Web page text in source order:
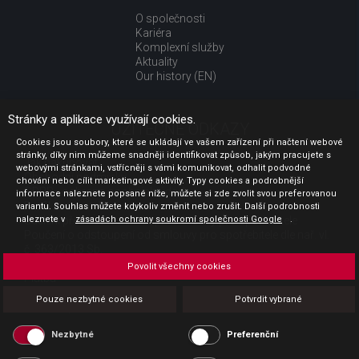
O společnosti
Kariéra
Komplexní služby
Aktuality
Our history (EN)
UŽITEČNÉ ODKAZY
Jak nakupovat
Obchodní podmínky
GDPR - ochrana osobních údajů
Profil zadavatele
Sdělení před uzavřením kupní smlouvy pro spotřebitele
Platba
Povinná publicita
Stránky a aplikace využívají cookies.
Cookies jsou soubory, které se ukládají ve vašem zařízení při načtení webové
stránky, díky nim můžeme snadněji identifikovat způsob, jakým pracujete s
webovými stránkami, vstřícněji s vámi komunikovat, odhalit podvodné
chování nebo cílit marketingové aktivity. Typy cookies a podrobnější
informace naleznete popsané níže, můžete si zde zvolit svou preferovanou
variantu. Souhlas můžete kdykoliv změnit nebo zrušit. Další podrobnosti
naleznete v
zásadách ochrany soukromí společnosti Google .
Pouze nezbytné cookies Potvrdit vybrané
Povolit všechny cookies
Nezbytné Preferenční